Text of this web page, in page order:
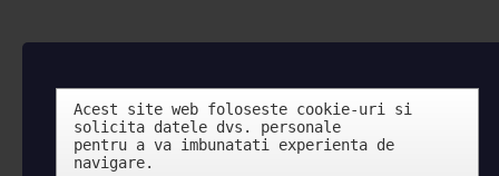
Acest site web foloseste cookie-uri si
solicita datele dvs. personale
pentru a va imbunatati experienta de
navigare.